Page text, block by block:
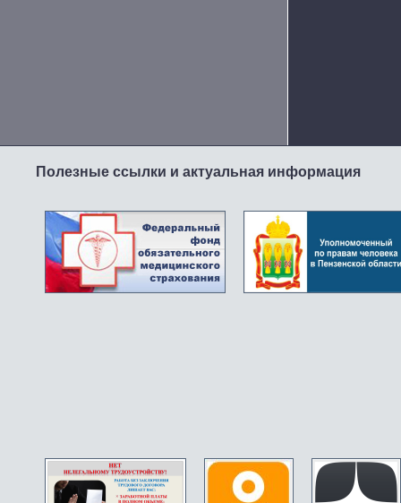
Полезные ссылки и актуальная информация